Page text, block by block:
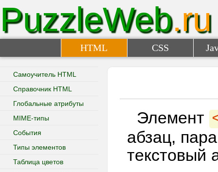
PuzzleWeb.ru
HTML CSS
Самоучитель HTML
Справочник HTML
Глобальные атрибуты
MIME-типы
События
Типы элементов
Таблица цветов
<label>
<legend>
<li>
<map>
<mark>
<menu>
<noscript>
<object>
Элемент
абзац,
текстовый